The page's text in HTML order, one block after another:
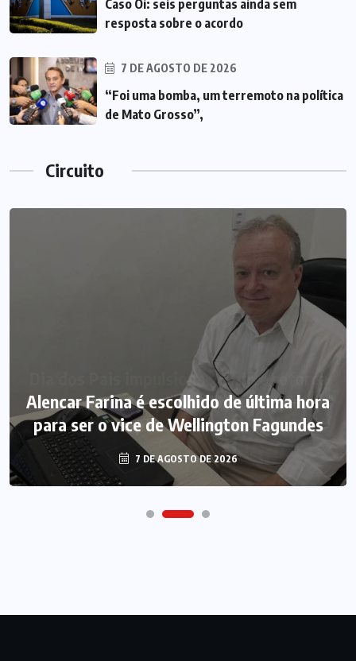
Caso Oi: seis perguntas ainda sem
resposta sobre o acordo
7 DE AGOSTO DE 2026
“Foi uma bomba, um terremoto na política
de Mato Grosso”,
Circuito
Alencar Farina é escolhido de última hora
para ser o vice de Wellington Fagundes
7 DE AGOSTO DE 2026